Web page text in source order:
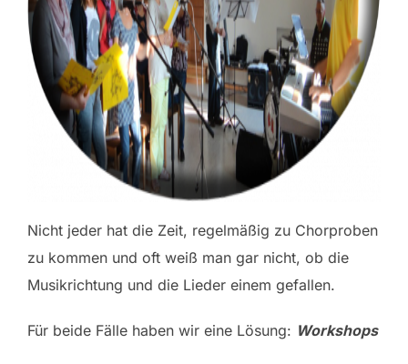
Nicht jeder hat die Zeit, regelmäßig zu Chorproben
zu kommen und oft weiß man gar nicht, ob die
Musikrichtung und die Lieder einem gefallen.
Für beide Fälle haben wir eine Lösung: Workshops